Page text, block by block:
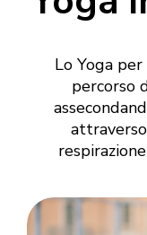
Lo Yoga
percorso
attraverso